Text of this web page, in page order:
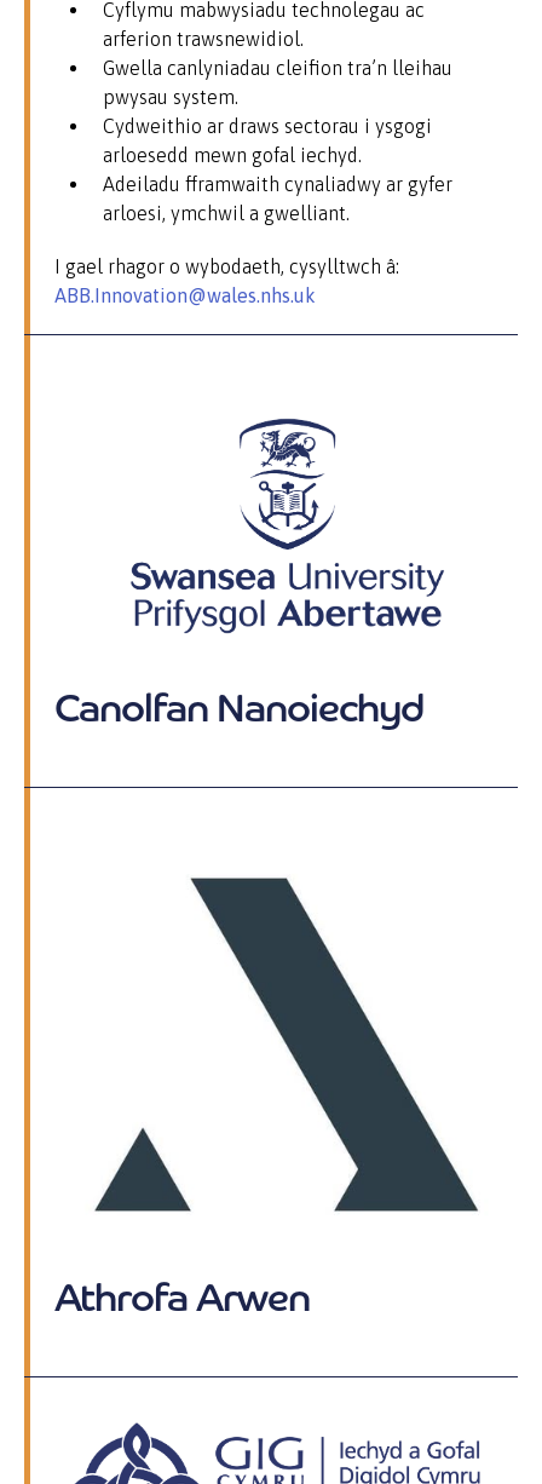
Cyflymu mabwysiadu technolegau ac
arferion trawsnewidiol.
Gwella canlyniadau cleifion tra’n lleihau
pwysau system.
Cydweithio ar draws sectorau i ysgogi
arloesedd mewn gofal iechyd.
Adeiladu fframwaith cynaliadwy ar gyfer
arloesi, ymchwil a gwelliant.
I gael rhagor o wybodaeth, cysylltwch â:
ABB.Innovation@wales.nhs.uk
Canolfan Nanoiechyd
Athrofa Arwen